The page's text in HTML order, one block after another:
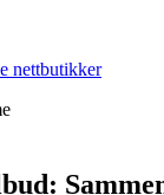
nettbutikker